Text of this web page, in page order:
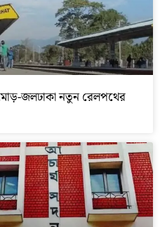
জলঢাকা নতুন রেলপথের